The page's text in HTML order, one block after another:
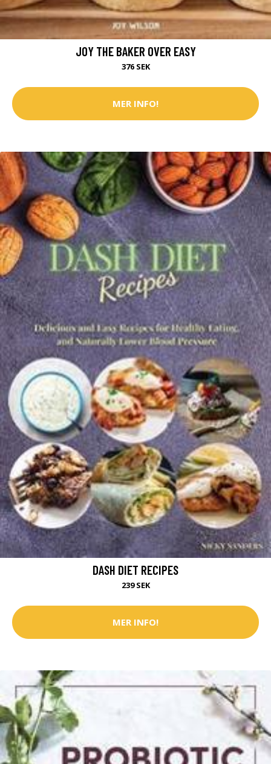
JOY THE BAKER OVER EASY
376 SEK
MER INFO!
DASH DIET RECIPES
239 SEK
MER INFO!